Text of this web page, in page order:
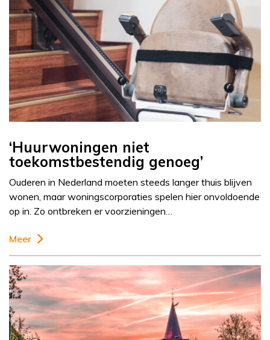
‘Huurwoningen niet
toekomstbestendig genoeg’
Ouderen in Nederland moeten steeds langer thuis blijven
wonen, maar woningscorporaties spelen hier onvoldoende
op in. Zo ontbreken er voorzieningen…
Meer